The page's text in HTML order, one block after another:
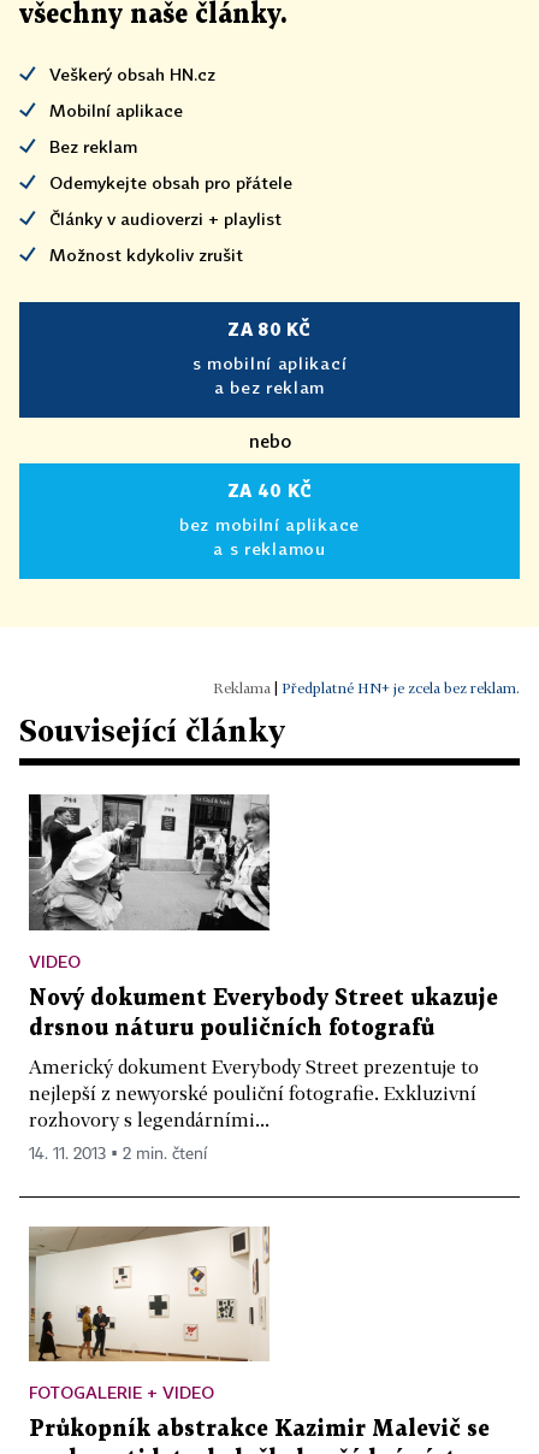
všechny naše články.
Veškerý obsah HN.cz
Mobilní aplikace
Bez reklam
Odemykejte obsah pro přátele
Články v audioverzi + playlist
Možnost kdykoliv zrušit
ZA 80 KČ
s mobilní aplikací
a bez reklam
nebo
ZA 40 KČ
bez mobilní aplikace
a s reklamou
Předplatné HN+ je zcela bez reklam.
Související články
VIDEO
Nový dokument Everybody Street ukazuje
drsnou náturu pouličních fotografů
Americký dokument Everybody Street prezentuje to
nejlepší z newyorské pouliční fotografie. Exkluzivní
rozhovory s legendárními...
14. 11. 2013 ▪ 2 min. čtení
FOTOGALERIE + VIDEO
Průkopník abstrakce Kazimir Malevič se